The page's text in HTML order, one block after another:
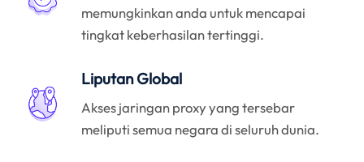
memungkinkan anda untuk mencapai
tingkat keberhasilan tertinggi.
Liputan Global
Akses jaringan proxy yang tersebar
meliputi semua negara di seluruh dunia.